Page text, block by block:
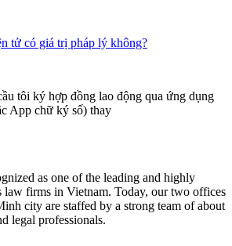
tử có giá trị pháp lý không?
tôi ký hợp đồng lao động qua ứng dụng
App chữ ký số) thay
as one of the leading and highly
law firms in Vietnam. Today, our two offices
city are staffed by a strong team of about
legal professionals.